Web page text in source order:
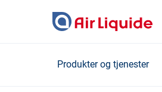
Produkter og tjenester